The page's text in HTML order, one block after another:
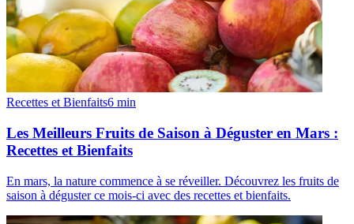
Recettes et Bienfaits6 min
Les Meilleurs Fruits de Saison à Déguster en Mars :
Recettes et Bienfaits
En mars, la nature commence à se réveiller. Découvrez les fruits de
saison à déguster ce mois-ci avec des recettes et bienfaits.